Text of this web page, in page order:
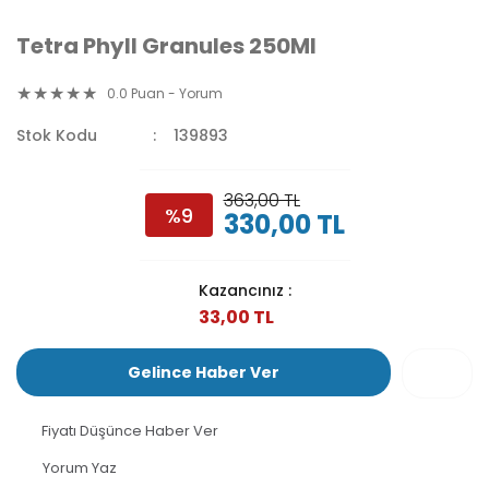
Tetra Phyll Granules 250Ml
0.0 Puan - Yorum
Stok Kodu 139893
%9
363,00 TL
330,00 TL
Kazancınız :
33,00 TL
Gelince Haber Ver
Fiyatı Düşünce Haber Ver
Yorum Yaz